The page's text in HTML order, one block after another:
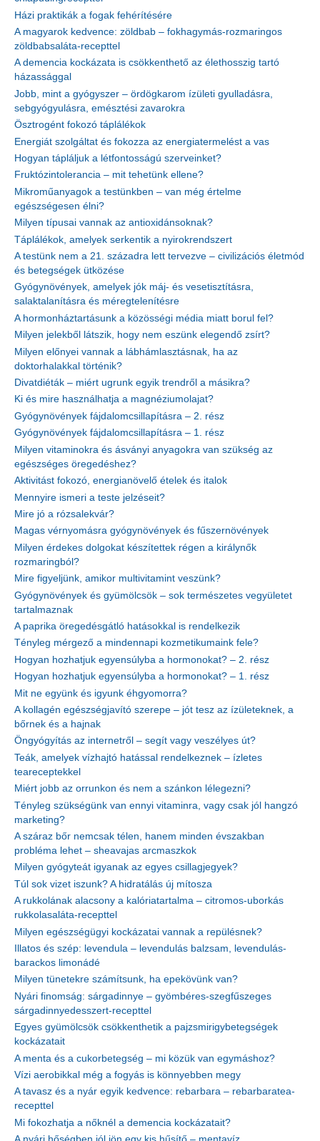
Házi praktikák a fogak fehérítésére
A magyarok kedvence: zöldbab – fokhagymás-rozmaringos
zöldbabsaláta-recepttel
A demencia kockázata is csökkenthető az élethosszig tartó
házassággal
Jobb, mint a gyógyszer – ördögkarom ízületi gyulladásra,
sebgyógyulásra, emésztési zavarokra
Ösztrogént fokozó táplálékok
Energiát szolgáltat és fokozza az energiatermelést a vas
Hogyan tápláljuk a létfontosságú szerveinket?
Fruktózintolerancia – mit tehetünk ellene?
Mikroműanyagok a testünkben – van még értelme
egészségesen élni?
Milyen típusai vannak az antioxidánsoknak?
Táplálékok, amelyek serkentik a nyirokrendszert
A testünk nem a 21. századra lett tervezve – civilizációs életmód
és betegségek ütközése
Gyógynövények, amelyek jók máj- és vesetisztításra,
salaktalanításra és méregtelenítésre
A hormonháztartásunk a közösségi média miatt borul fel?
Milyen jelekből látszik, hogy nem eszünk elegendő zsírt?
Milyen előnyei vannak a lábhámlasztásnak, ha az
doktorhalakkal történik?
Divatdiéták – miért ugrunk egyik trendről a másikra?
Ki és mire használhatja a magnéziumolajat?
Gyógynövények fájdalomcsillapításra – 2. rész
Gyógynövények fájdalomcsillapításra – 1. rész
Milyen vitaminokra és ásványi anyagokra van szükség az
egészséges öregedéshez?
Aktivitást fokozó, energianövelő ételek és italok
Mennyire ismeri a teste jelzéseit?
Mire jó a rózsalekvár?
Magas vérnyomásra gyógynövények és fűszernövények
Milyen érdekes dolgokat készítettek régen a királynők
rozmaringból?
Mire figyeljünk, amikor multivitamint veszünk?
Gyógynövények és gyümölcsök – sok természetes vegyületet
tartalmaznak
A paprika öregedésgátló hatásokkal is rendelkezik
Tényleg mérgező a mindennapi kozmetikumaink fele?
Hogyan hozhatjuk egyensúlyba a hormonokat? – 2. rész
Hogyan hozhatjuk egyensúlyba a hormonokat? – 1. rész
Mit ne együnk és igyunk éhgyomorra?
A kollagén egészségjavító szerepe – jót tesz az ízületeknek, a
bőrnek és a hajnak
Öngyógyítás az internetről – segít vagy veszélyes út?
Teák, amelyek vízhajtó hatással rendelkeznek – ízletes
teareceptekkel
Miért jobb az orrunkon és nem a szánkon lélegezni?
Tényleg szükségünk van ennyi vitaminra, vagy csak jól hangzó
marketing?
A száraz bőr nemcsak télen, hanem minden évszakban
probléma lehet – sheavajas arcmaszkok
Milyen gyógyteát igyanak az egyes csillagjegyek?
Túl sok vizet iszunk? A hidratálás új mítosza
A rukkolának alacsony a kalóriatartalma – citromos-uborkás
rukkolasaláta-recepttel
Milyen egészségügyi kockázatai vannak a repülésnek?
Illatos és szép: levendula – levendulás balzsam, levendulás-
barackos limonádé
Milyen tünetekre számítsunk, ha epekövünk van?
Nyári finomság: sárgadinnye – gyömbéres-szegfűszeges
sárgadinnyedesszert-recepttel
Egyes gyümölcsök csökkenthetik a pajzsmirigybetegségek
kockázatait
A menta és a cukorbetegség – mi közük van egymáshoz?
Vízi aerobikkal még a fogyás is könnyebben megy
A tavasz és a nyár egyik kedvence: rebarbara – rebarbaratea-
recepttel
Mi fokozhatja a nőknél a demencia kockázatait?